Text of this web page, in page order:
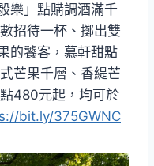
樂」點購調酒滿千
招待一杯、擲出雙
的饕客，慕軒甜點
芒果千層、香緹芒
480元起，均可於
bit.ly/375GWNC